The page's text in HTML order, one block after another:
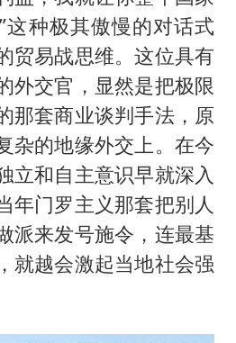
这种极其傲慢的对话式
贸易战思维。这位具有
外交官，显然是把极限
那套商业谈判手法，原
杂的地缘外交上。在今
立和自主意识早就深入
年门罗主义那套把别人
派来发号施令，连最基
就越会激起当地社会强